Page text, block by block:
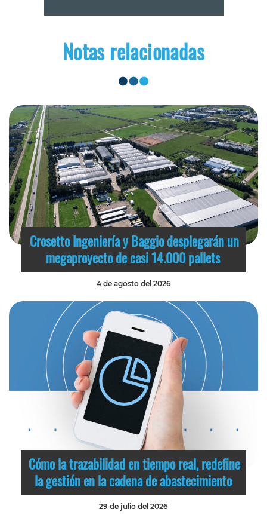
Notas relacionadas
Crosetto Ingeniería y Baggio desplegarán un
megaproyecto de casi 14.000 pallets
4 de agosto del 2026
Cómo la trazabilidad en tiempo real, redefine
la gestión en la cadena de abastecimiento
29 de julio del 2026